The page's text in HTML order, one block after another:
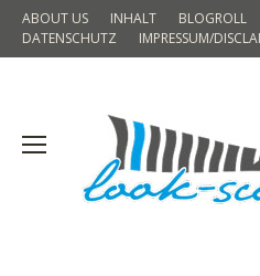
ABOUT US INHALT BLOGROLL
DATENSCHUTZ
IMPRESSUM/